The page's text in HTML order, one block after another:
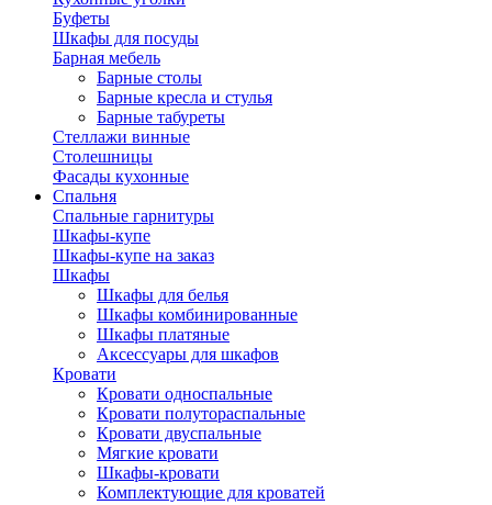
Буфеты
Шкафы для посуды
Барная мебель
Барные столы
Барные кресла и стулья
Барные табуреты
Стеллажи винные
Столешницы
Фасады кухонные
Спальня
Спальные гарнитуры
Шкафы-купе
Шкафы-купе на заказ
Шкафы
Шкафы для белья
Шкафы комбинированные
Шкафы платяные
Аксессуары для шкафов
Кровати
Кровати односпальные
Кровати полутораспальные
Кровати двуспальные
Мягкие кровати
Шкафы-кровати
Комплектующие для кроватей